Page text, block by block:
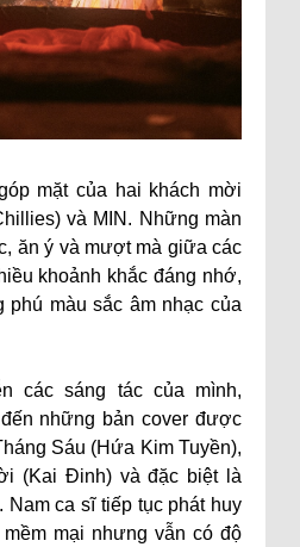
mặt của hai khách mời
và MIN. Những màn
ăn ý và mượt mà giữa các
khoảnh khắc đáng nhớ,
phú màu sắc âm nhạc của
các sáng tác của mình,
những bản cover được
Sáu (Hứa Kim Tuyền),
(Kai Đinh) và đặc biệt là
ca sĩ tiếp tục phát huy
mại nhưng vẫn có độ